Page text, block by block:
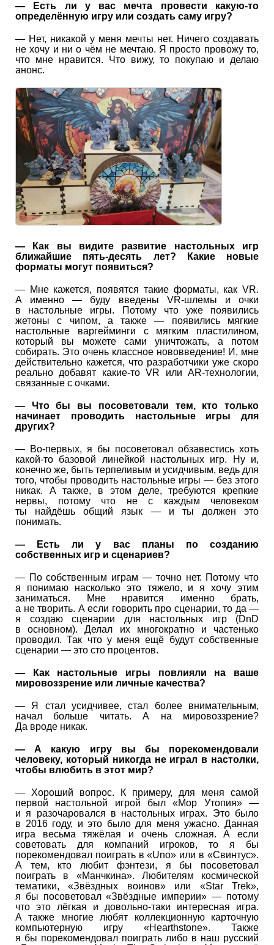
— Есть ли у вас мечта провести какую-то
определённую игру или создать саму игру?
— Нет, никакой у меня мечты нет. Ничего создавать
не хочу и ни о чём не мечтаю. Я просто провожу то,
что мне нравится. Что вижу, то покупаю и делаю
анонс.
— Как вы видите развитие настольных игр
ближайшие пять-десять лет? Какие новые
форматы могут появиться?
— Мне кажется, появятся такие форматы, как VR.
А именно — буду введены VR-шлемы и очки
в настольные игры. Потому что уже появились
жетоны с чипом, а также — появились мягкие
настольные варгейминги с мягким пластилином,
который вы можете сами уничтожать, а потом
собирать. Это очень классное нововведение! И, мне
действительно кажется, что разработчики уже скоро
реально добавят какие-то VR или AR-технологии,
связанные с очками.
— Что бы вы посоветовали тем, кто только
начинает проводить настольные игры для
других?
— Во-первых, я бы посоветовал обзавестись хоть
какой-то базовой линейкой настольных игр. Ну и,
конечно же, быть терпеливым и усидчивым, ведь для
того, чтобы проводить настольные игры — без этого
никак. А также, в этом деле, требуются крепкие
нервы, потому что не с каждым человеком
ты найдёшь общий язык — и ты должен это
понимать.
— Есть ли у вас планы по созданию
собственных игр и сценариев?
— По собственным играм — точно нет. Потому что
я понимаю насколько это тяжело, и я хочу этим
заниматься. Мне нравится именно брать,
а не творить. А если говорить про сценарии, то да —
я создаю сценарии для настольных игр (DnD
в основном). Делал их многократно и частенько
проводил. Так что у меня ещё будут собственные
сценарии — это сто процентов.
— Как настольные игры повлияли на ваше
мировоззрение или личные качества?
— Я стал усидчивее, стал более внимательным,
начал больше читать. А на мировоззрение?
Да вроде никак.
— А какую игру вы бы порекомендовали
человеку, который никогда не играл в настолки,
чтобы влюбить в этот мир?
— Хороший вопрос. К примеру, для меня самой
первой настольной игрой был «Мор Утопия» —
и я разочаровался в настольных играх. Это было
в 2016 году, и это было для меня ужасно. Данная
игра весьма тяжёлая и очень сложная. А если
советовать для компаний игроков, то я бы
порекомендовал поиграть в «Uno» или в «Свинтус».
А тем, кто любит фэнтези, я бы посоветовал
поиграть в «Манчкина». Любителям космической
тематики, «Звёздных воинов» или «Star Trek»,
я бы посоветовал «Звёздные империи» — потому
что это лёгкая и довольно-таки интересная игра.
А также многие любят коллекционную карточную
компьютерную игру «Hearthstone». Также
я бы порекомендовал поиграть либо в наш русский